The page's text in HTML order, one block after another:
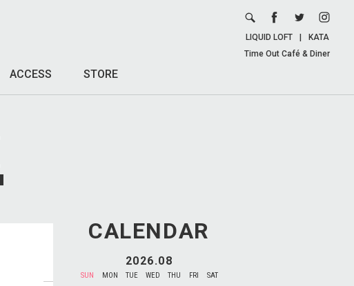
ACCESS STORE
LIQUID LOFT
KATA
Time Out Café & Diner
CALENDAR
2026.08
SUN MON TUE WED THU FRI SAT